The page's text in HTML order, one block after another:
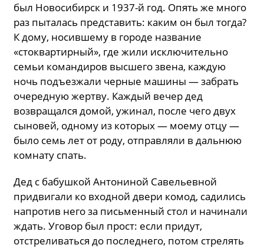
был Новосибирск и 1937-й год. Опять же много
раз пыталась представить: каким он был тогда?
К дому, носившему в городе название
«стоквартирный», где жили исключительно
семьи командиров высшего звена, каждую
ночь подъезжали черные машины — забрать
очередную жертву. Каждый вечер дед
возвращался домой, ужинал, после чего двух
сыновей, одному из которых — моему отцу —
было семь лет от роду, отправляли в дальнюю
комнату спать.
Дед с бабушкой Антониной Савельевной
придвигали ко входной двери комод, садились
напротив него за письменный стол и начинали
ждать. Уговор был прост: если придут,
отстреливаться до последнего, потом стрелять